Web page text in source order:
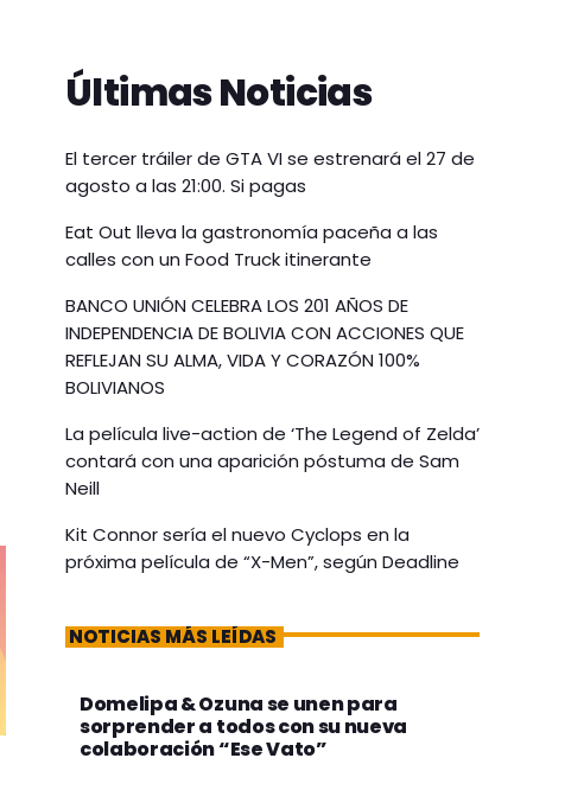
Últimas Noticias
El tercer tráiler de GTA VI se estrenará el 27 de
agosto a las 21:00. Si pagas
Eat Out lleva la gastronomía paceña a las
calles con un Food Truck itinerante
BANCO UNIÓN CELEBRA LOS 201 AÑOS DE
INDEPENDENCIA DE BOLIVIA CON ACCIONES QUE
REFLEJAN SU ALMA, VIDA Y CORAZÓN 100%
BOLIVIANOS
La película live-action de ‘The Legend of Zelda’
contará con una aparición póstuma de Sam
Neill
Kit Connor sería el nuevo Cyclops en la
próxima película de “X-Men”, según Deadline
NOTICIAS MÁS LEÍDAS
Domelipa & Ozuna se unen para
sorprender a todos con su nueva
colaboración “Ese Vato”